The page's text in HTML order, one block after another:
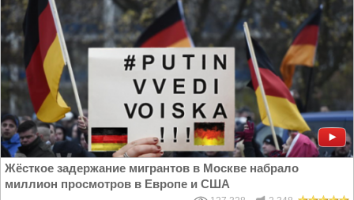
Жёсткое задержание мигрантов в Москве набрало
миллион просмотров в Европе и США